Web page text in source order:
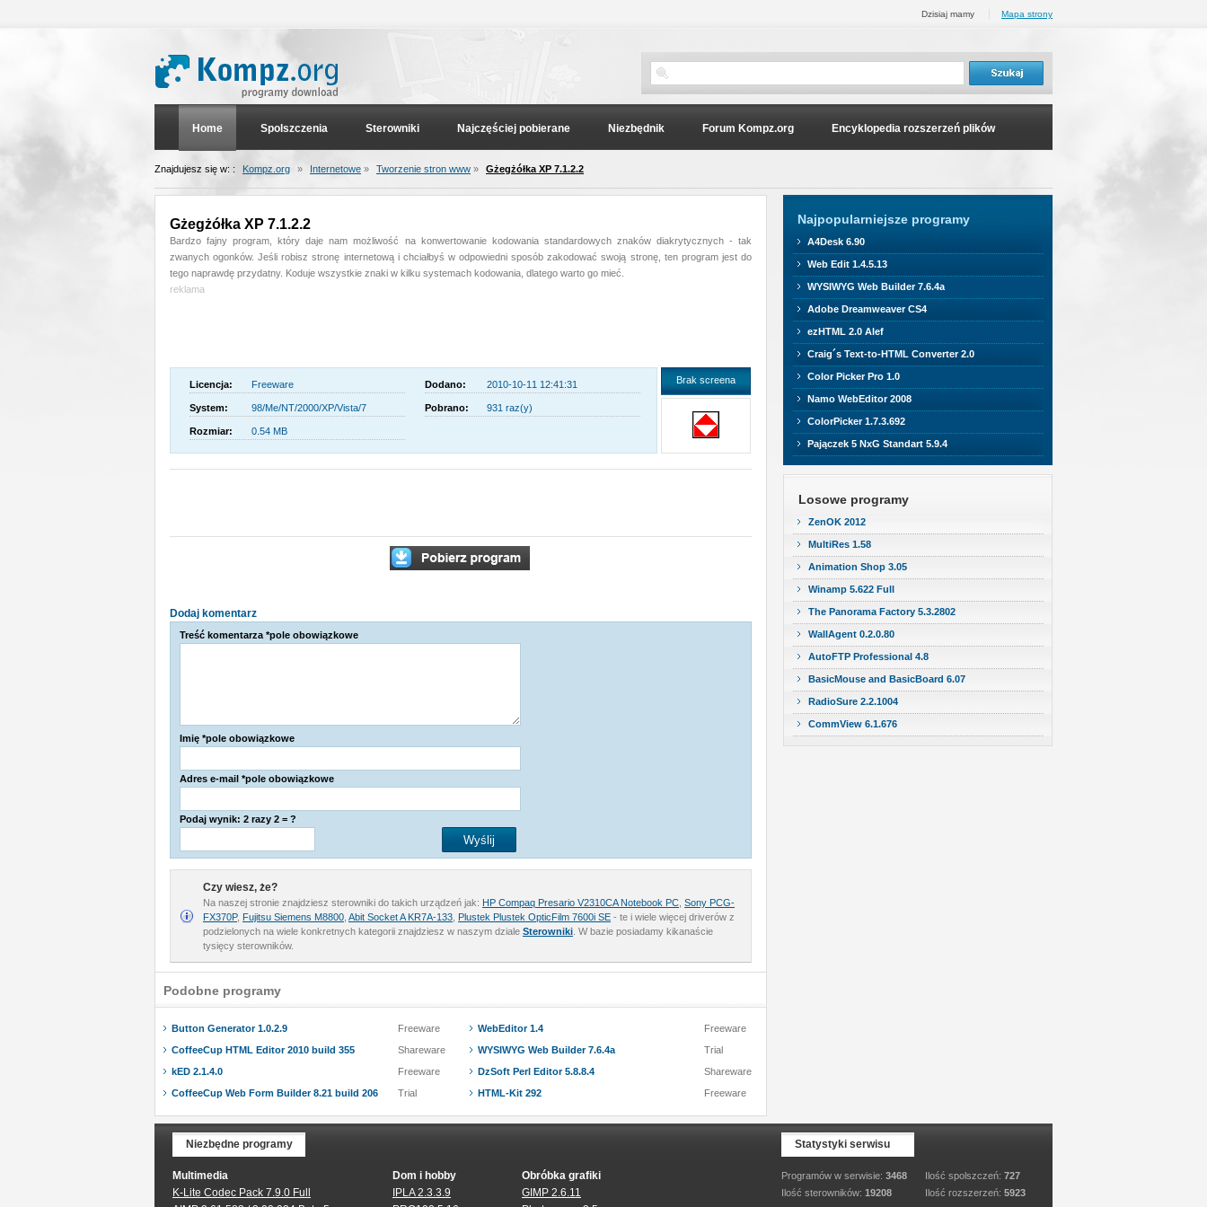
Dzisiaj mamy Mapa strony
Home Spolszczenia Sterowniki Najczęściej pobierane Niezbędnik Forum Kompz.org Encyklopedia rozszerzeń plików
Znajdujesz się w: : Kompz.org » Internetowe » Tworzenie stron www » Gżegżółka XP 7.1.2.2
Gżegżółka XP 7.1.2.2
Bardzo fajny program, który daje nam możliwość na konwertowanie kodowania standardowych znaków diakrytycznych - tak
zwanych ogonków. Jeśli robisz stronę internetową i chciałbyś w odpowiedni sposób zakodować swoją stronę, ten program jest do
tego naprawdę przydatny. Koduje wszystkie znaki w kilku systemach kodowania, dlatego warto go mieć.
reklama
Licencja: Freeware Dodano: 2010-10-11 12:41:31
System: 98/Me/NT/2000/XP/Vista/7 Pobrano: 931 raz(y)
Rozmiar: 0.54 MB
Brak screena
Dodaj komentarz
Treść komentarza *pole obowiązkowe
Imię *pole obowiązkowe
Adres e-mail *pole obowiązkowe
Podaj wynik: 2 razy 2 = ?
Czy wiesz, że?
Na naszej stronie znajdziesz sterowniki do takich urządzeń jak: HP Compaq Presario V2310CA Notebook PC Sony PCG-
FX370P, Fujitsu Siemens M8800 Abit Socket A KR7A-133 Plustek Plustek OpticFilm 7600i SE - te i wiele więcej driverów z
podzielonych na wiele konkretnych kategorii znajdziesz w naszym dziale Sterowniki . W bazie posiadamy kikanaście
tysięcy sterowników.
Podobne programy
Button Generator 1.0.2.9
Freeware
CoffeeCup HTML Editor 2010 build 355
Shareware
kED 2.1.4.0
Freeware
CoffeeCup Web Form Builder 8.21 build 206
Trial
WebEditor 1.4
Freeware
WYSIWYG Web Builder 7.6.4a
Trial
DzSoft Perl Editor 5.8.8.4
Shareware
HTML-Kit 292
Freeware
Najpopularniejsze programy
A4Desk 6.90
Web Edit 1.4.5.13
WYSIWYG Web Builder 7.6.4a
Adobe Dreamweaver CS4
ezHTML 2.0 Alef
Craig´s Text-to-HTML Converter 2.0
Color Picker Pro 1.0
Namo WebEditor 2008
ColorPicker 1.7.3.692
Pajączek 5 NxG Standart 5.9.4
Losowe programy
ZenOK 2012
MultiRes 1.58
Animation Shop 3.05
Winamp 5.622 Full
The Panorama Factory 5.3.2802
WallAgent 0.2.0.80
AutoFTP Professional 4.8
BasicMouse and BasicBoard 6.07
RadioSure 2.2.1004
CommView 6.1.676
Niezbędne programy
Multimedia
K-Lite Codec Pack 7.9.0 Full
Dom i hobby
IPLA 2.3.3.9
Obróbka grafiki
GIMP 2.6.11
Statystyki serwisu
Programów w serwisie: 3468
Ilość sterowników: 19208
Ilość spolszczeń: 727
Ilość rozszerzeń: 5923